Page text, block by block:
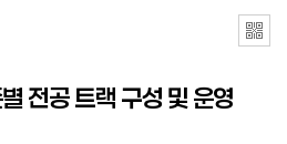
전공 트랙 구성 및 운영